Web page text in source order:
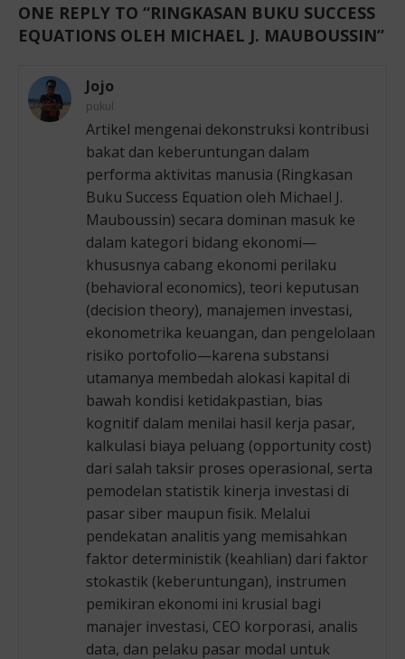
ONE REPLY TO “RINGKASAN BUKU SUCCESS
EQUATIONS OLEH MICHAEL J. MAUBOUSSIN”
Jojo
pukul
Artikel mengenai dekonstruksi kontribusi
bakat dan keberuntungan dalam
performa aktivitas manusia (Ringkasan
Buku Success Equation oleh Michael J.
Mauboussin) secara dominan masuk ke
dalam kategori bidang ekonomi—
khususnya cabang ekonomi perilaku
(behavioral economics), teori keputusan
(decision theory), manajemen investasi,
ekonometrika keuangan, dan pengelolaan
risiko portofolio—karena substansi
utamanya membedah alokasi kapital di
bawah kondisi ketidakpastian, bias
kognitif dalam menilai hasil kerja pasar,
kalkulasi biaya peluang (opportunity cost)
dari salah taksir proses operasional, serta
pemodelan statistik kinerja investasi di
pasar siber maupun fisik. Melalui
pendekatan analitis yang memisahkan
faktor deterministik (keahlian) dari faktor
stokastik (keberuntungan), instrumen
pemikiran ekonomi ini krusial bagi
manajer investasi, CEO korporasi, analis
data, dan pelaku pasar modal untuk